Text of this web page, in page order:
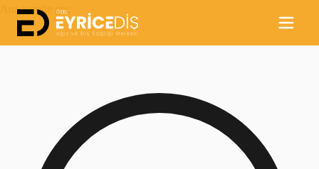
Ana içeriğe geç